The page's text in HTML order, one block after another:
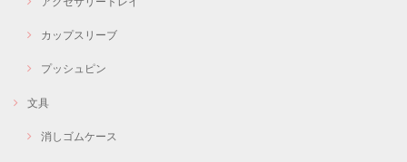
カップスリーブ
プッシュピン
文具
消しゴムケース